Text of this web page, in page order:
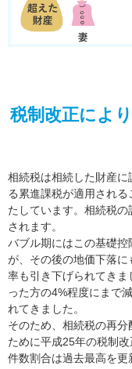
税制改正によ
相続税は相続した財産
る累進課税が適用され
たしています。相続税
されます。
バブル期にはこの基礎
が、その後の地価下落
率も引き下げられてき
った方の4%程度にまで
れてきました。
そのため、相続税の再
ために平成25年の税制
件数割合は過去最高を更